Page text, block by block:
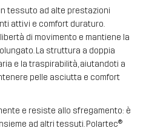
tessuto ad alte prestazioni
attivi e comfort duraturo.
di movimento e mantiene la
La struttura a doppia
e la traspirabilità, aiutandoti a
pelle asciutta e comfort
e resiste allo sfregamento: è
ad altri tessuti. Polartec®